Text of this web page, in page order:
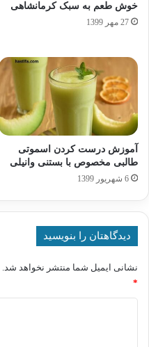
خوش طعم به سبک کرمانشاهی
27 مهر 1399
آموزش درست کردن اسموتی
طالبی مخصوص با بستنی وانیلی
6 شهریور 1399
دیدگاهتان را بنویسید
نشانی ایمیل شما منتشر نخواهد شد.
*